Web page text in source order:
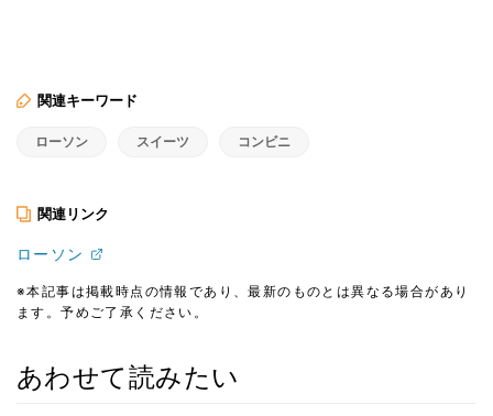
関連キーワード
ローソン スイーツ コンビニ
関連リンク
ローソン
※本記事は掲載時点の情報であり、最新のものとは異なる場合があり
ます。予めご了承ください。
あわせて読みたい